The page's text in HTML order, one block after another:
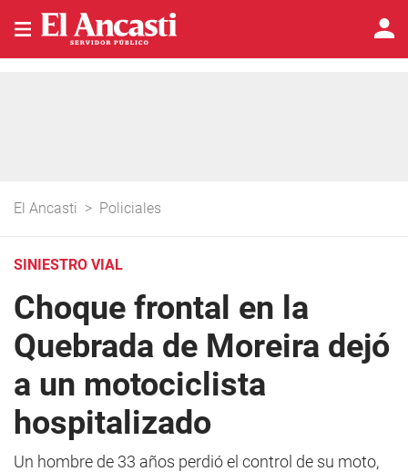
El Ancasti > Policiales
SINIESTRO VIAL
Choque frontal en la
Quebrada de Moreira dejó
a un motociclista
hospitalizado
Un hombre de 33 años perdió el control de su moto,